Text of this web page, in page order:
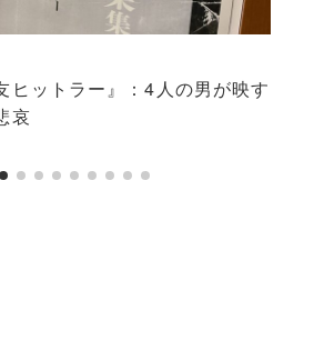
ヒットラー』：4人の男が映す
哀